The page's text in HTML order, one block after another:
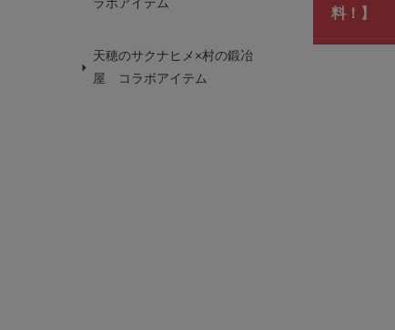
ラボアイテム
天穂のサクナヒメ×村の鍛冶
屋 コラボアイテム
料！】